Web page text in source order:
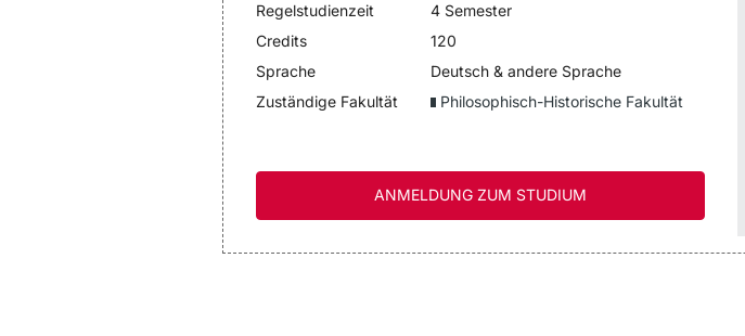
Regelstudienzeit
4 Semester
Credits
120
Sprache
Deutsch & andere Sprache
Zuständige Fakultät
Philosophisch-Historische Fakultät
ANMELDUNG ZUM STUDIUM